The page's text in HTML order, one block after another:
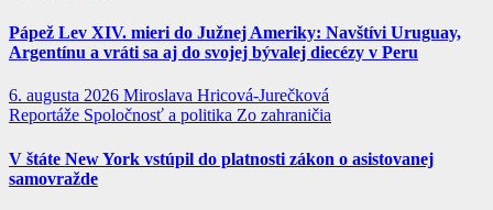
Pápež Lev XIV. mieri do Južnej Ameriky: Navštívi Uruguay,
Argentínu a vráti sa aj do svojej bývalej diecézy v Peru
6. augusta 2026 Miroslava Hricová-Jurečková
Reportáže Spoločnosť a politika Zo zahraničia
V štáte New York vstúpil do platnosti zákon o asistovanej
samovražde